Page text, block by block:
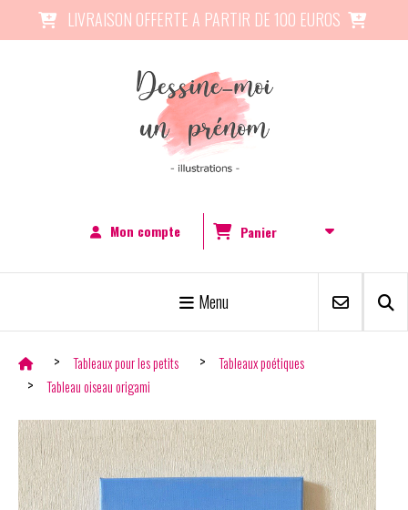
 LIVRAISON OFFERTE A PARTIR DE 100 EUROS 
Mon compte Panier
Menu
Tableaux pour les petits
Tableaux poétiques
Tableau oiseau origami